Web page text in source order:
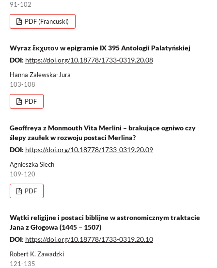
91-102
PDF (Francuski)
Wyraz ἔκχυτον w epigramie IX 395 Antologii Palatyńskiej
DOI: https://doi.org/10.18778/1733-0319.20.08
Hanna Zalewska-Jura
103-108
PDF
Geoffreya z Monmouth Vita Merlini – brakujące ogniwo czy
ślepy zaułek w rozwoju postaci Merlina?
DOI: https://doi.org/10.18778/1733-0319.20.09
Agnieszka Siech
109-120
PDF
Wątki religijne i postaci biblijne w astronomicznym traktacie
Jana z Głogowa (1445 – 1507)
DOI: https://doi.org/10.18778/1733-0319.20.10
Robert K. Zawadzki
121-135